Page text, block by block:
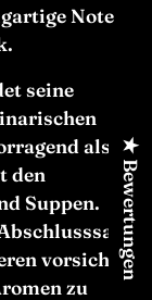
Note
seine
als
den
Suppen.
vorsichtig
zu
★ Bewertungen